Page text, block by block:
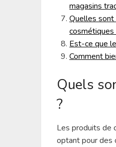
magasins
Quelles
Est-ce que
Comment
Quels
?
Les produits de
optant pour des